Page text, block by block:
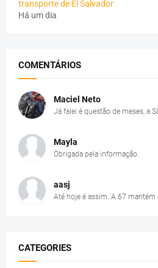
transporte de El Salvador
Há um dia
COMENTÁRIOS
Maciel Neto
Já falei é questão de meses, a
Mayla
Obrigada pela informação.
aasj
Até hoje é assim. A 67
CATEGORIES